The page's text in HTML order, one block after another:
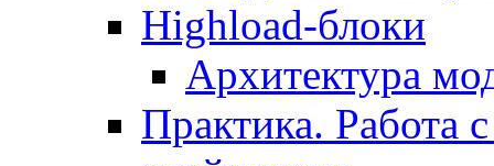
Highload-блоки
Архитектура
Практика. Работа